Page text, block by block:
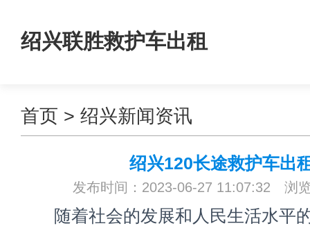
绍兴联胜救护车出租
首页 > 绍兴新闻资讯
绍兴120长途救护车出
发布时间：2023-06-27 11:07:32 浏
随着社会的发展和人民生活水平